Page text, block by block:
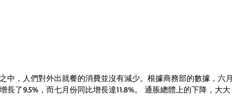
中，人們對外出就餐的消費並沒有減少。根據商務部的數據，六月
長了9.5%，而七月份同比增長達11.8%。 通脹總體上的下降，大大